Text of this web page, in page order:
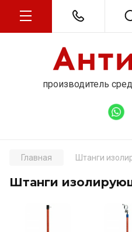
производитель
Главная Штанги
Штанги